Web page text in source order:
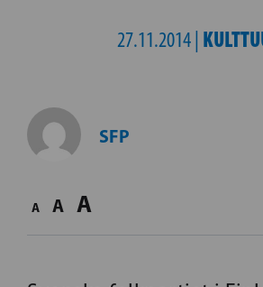
27.11.2014 |
SFP
A A A